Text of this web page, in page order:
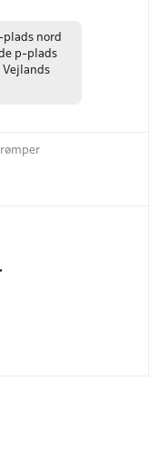
nord
p-plads
Vejlands